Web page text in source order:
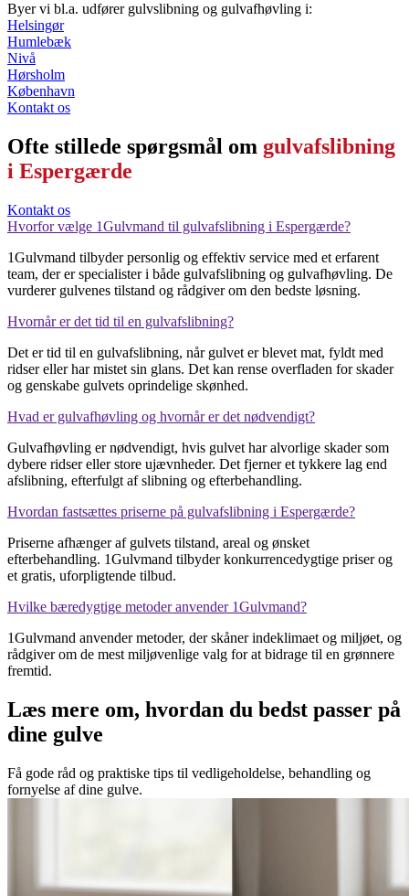
Byer vi bl.a. udfører gulvslibning og gulvafhøvling i:
Helsingør
Humlebæk
Nivå
Hørsholm
København
Kontakt os
Ofte stillede spørgsmål om gulvafslibning
i Espergærde
Kontakt os
Hvorfor vælge 1Gulvmand til gulvafslibning i Espergærde?
1Gulvmand tilbyder personlig og effektiv service med et erfarent
team, der er specialister i både gulvafslibning og gulvafhøvling. De
vurderer gulvenes tilstand og rådgiver om den bedste løsning.
Hvornår er det tid til en gulvafslibning?
Det er tid til en gulvafslibning, når gulvet er blevet mat, fyldt med
ridser eller har mistet sin glans. Det kan rense overfladen for skader
og genskabe gulvets oprindelige skønhed.
Hvad er gulvafhøvling og hvornår er det nødvendigt?
Gulvafhøvling er nødvendigt, hvis gulvet har alvorlige skader som
dybere ridser eller store ujævnheder. Det fjerner et tykkere lag end
afslibning, efterfulgt af slibning og efterbehandling.
Hvordan fastsættes priserne på gulvafslibning i Espergærde?
Priserne afhænger af gulvets tilstand, areal og ønsket
efterbehandling. 1Gulvmand tilbyder konkurrencedygtige priser og
et gratis, uforpligtende tilbud.
Hvilke bæredygtige metoder anvender 1Gulvmand?
1Gulvmand anvender metoder, der skåner indeklimaet og miljøet, og
rådgiver om de mest miljøvenlige valg for at bidrage til en grønnere
fremtid.
Læs mere om, hvordan du bedst passer på
dine gulve
Få gode råd og praktiske tips til vedligeholdelse, behandling og
fornyelse af dine gulve.